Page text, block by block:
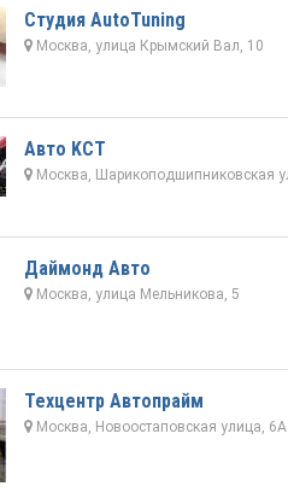
Студия AutoTuning
Москва, улица Крымский Вал, 10
Авто KCT
Москва, Шарикоподшипниковская
Даймонд Авто
Москва, улица Мельникова, 5
Техцентр Автопрайм
Москва, Новоостаповская улица, 6А